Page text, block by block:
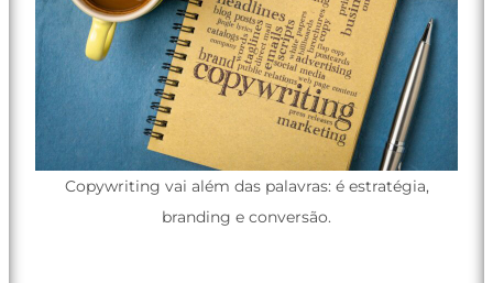
Copywriting vai além das palavras: é estratégia,
branding e conversão.